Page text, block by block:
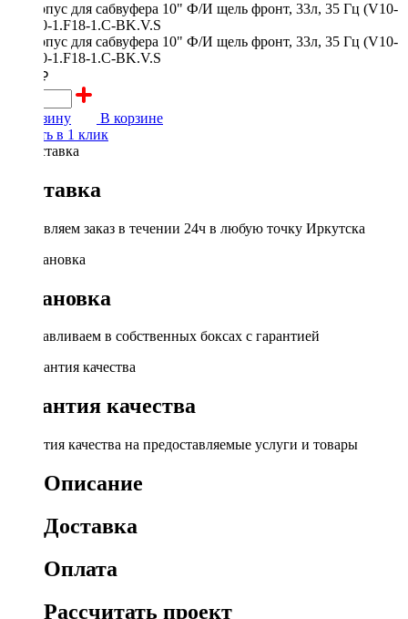
5000 ₽
В корзину
В корзине
Купить в 1 клик
Доставка
Доставляем заказ в течении 24ч в любую точку Иркутска
Установка
Устанавливаем в собственных боксах с гарантией
Гарантия качества
Гарантия качества на предоставляемые услуги и товары
Описание
Доставка
Оплата
Рассчитать проект